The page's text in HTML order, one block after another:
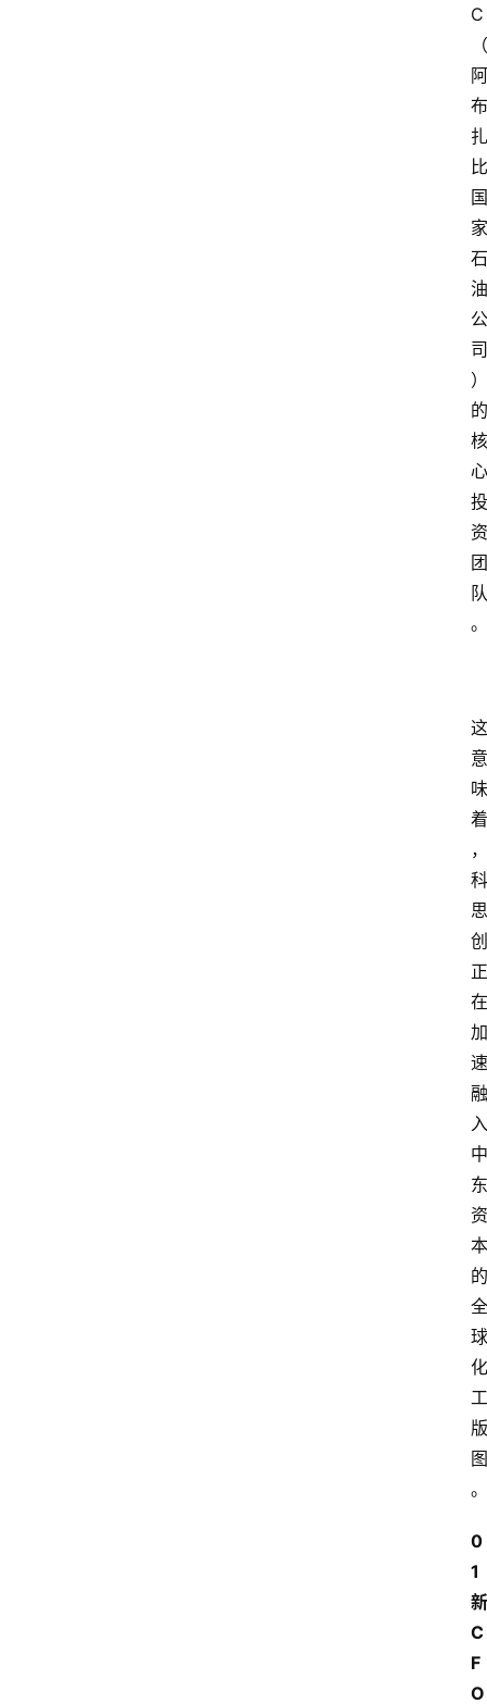
C
（
阿
布
扎
比
国
家
石
油
公
司
）
的
核
心
投
资
团
队
。
这
意
味
着
，
科
思
创
正
在
加
速
融
入
中
东
资
本
的
全
球
化
工
版
图
。
0
1
新
C
F
O